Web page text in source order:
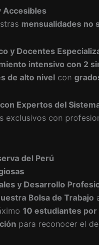
Accesibles
mensualidades no
y Docentes
intensivo con 2
de alto nivel con
Expertos del
exclusivos con
del Perú
y Desarrollo
Bolsa de Trabajo
10 estudiantes
para reconocer el